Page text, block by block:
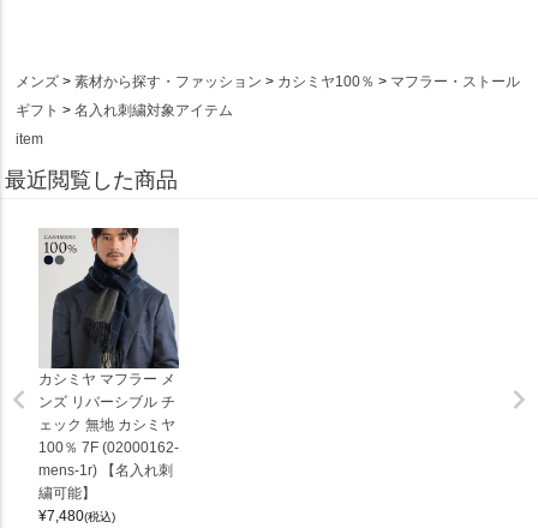
メンズ 素材から探す・ファッション カシミヤ100％
マフラー・ストール
ギフト
名入れ刺繍対象アイテム
item
最近閲覧した商品
カシミヤ マフラー メ
ンズ リバーシブル チ
ェック 無地 カシミヤ
100％ 7F (02000162-
mens-1r) 【名入れ刺
繍可能】
¥7,480(税込)